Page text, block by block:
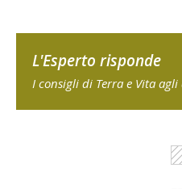
L'Esperto risponde
I consigli di Terra e Vita